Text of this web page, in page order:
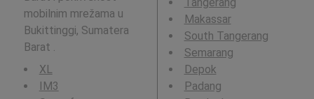
mobilnim mrežama u
Bukittinggi, Sumatera
Barat .
XL
IM3
Makassar
South Tangerang
Semarang
Depok
Padang